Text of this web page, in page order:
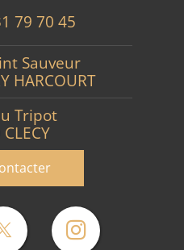
79 70 45
Sauveur
HARCOURT
Tripot